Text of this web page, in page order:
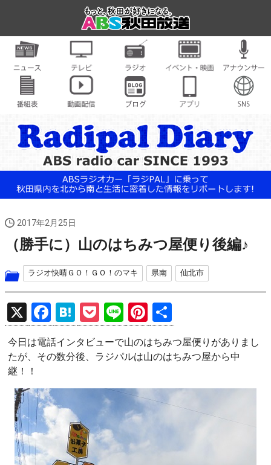
2017年2月25日
（勝手に）山のはちみつ屋便り後編♪
ラジオ快晴ＧＯ！ＧＯ！のマキ 県南 仙北市
X
F
a
ce
o
o
k
H
at
e
a
P
o
ck
Li
n
e
Pi
nt
er
t
有
今日は電話インタビューで山のはちみつ屋便りがありまし
たが、その数分後、ラジパルは山のはちみつ屋から中
継！！